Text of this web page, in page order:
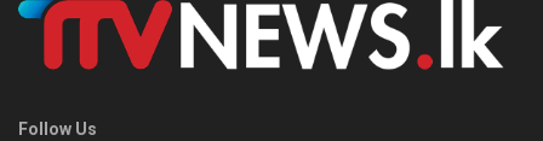
Follow Us